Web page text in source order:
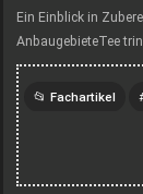
Ein Einblick in
AnbaugebieteTee
vielen Kulturen fest
Fachartikel